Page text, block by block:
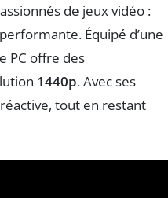
de jeux vidéo :
Équipé d’une
PC offre des
1440p. Avec ses
tout en restant